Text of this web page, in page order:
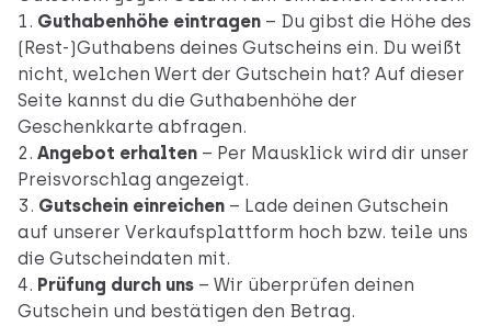
Guthabenhöhe eintragen – Du gibst die Höhe des
(Rest-)Guthabens deines Gutscheins ein. Du weißt
nicht, welchen Wert der Gutschein hat? Auf dieser
Seite kannst du die Guthabenhöhe der
Geschenkkarte abfragen.
Angebot erhalten – Per Mausklick wird dir unser
Preisvorschlag angezeigt.
Gutschein einreichen – Lade deinen Gutschein
auf unserer Verkaufsplattform hoch bzw. teile uns
die Gutscheindaten mit.
Prüfung durch uns – Wir überprüfen deinen
Gutschein und bestätigen den Betrag.